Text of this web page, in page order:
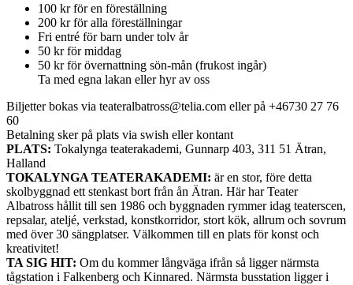
100 kr för en föreställning
200 kr för alla föreställningar
Fri entré för barn under tolv år
50 kr för middag
50 kr för övernattning sön-mån (frukost ingår)
Ta med egna lakan eller hyr av oss
Biljetter bokas via teateralbatross@telia.com eller på +46730 27 76
60
Betalning sker på plats via swish eller kontant
PLATS: Tokalynga teaterakademi, Gunnarp 403, 311 51 Ätran,
Halland
TOKALYNGA TEATERAKADEMI: är en stor, före detta
skolbyggnad ett stenkast bort från ån Ätran. Här har Teater
Albatross hållit till sen 1986 och byggnaden rymmer idag teaterscen,
repsalar, ateljé, verkstad, konstkorridor, stort kök, allrum och sovrum
med över 30 sängplatser. Välkommen till en plats för konst och
kreativitet!
TA SIG HIT: Om du kommer långväga ifrån så ligger närmsta
tågstation i Falkenberg och Kinnared. Närmsta busstation ligger i